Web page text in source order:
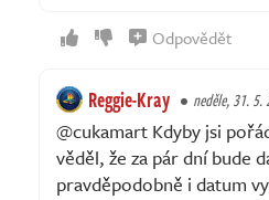
Odpovědět
Reggie-Kray neděle, 31.
@cukamart Kdyby jsi
věděl, že za pár dní bude
pravděpodobně i datum